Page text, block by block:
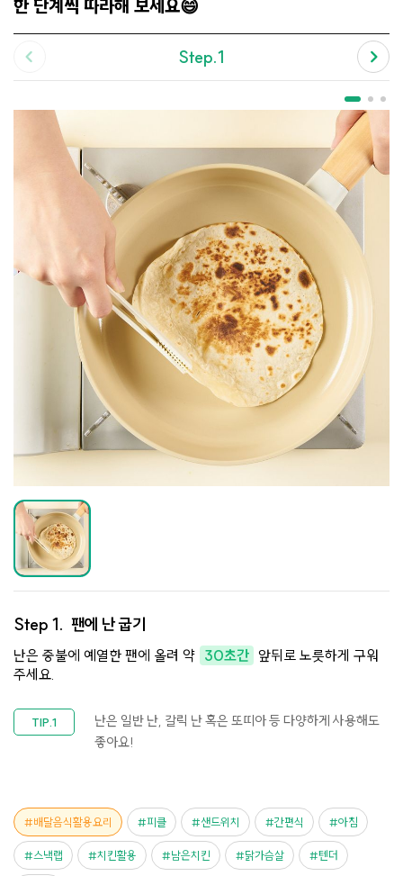
한 단계씩 따라해 보세요😄
Step.1
Step 1. 팬에 난 굽기
난은 중불에 예열한 팬에 올려 약 30초간 앞뒤로 노릇하게 구워
주세요.​
난은 일반 난, 갈릭 난 혹은 또띠아 등 다양하게 사용해도
좋아요!
배달음식활용요리 피클 샌드위치 간편식 아침
스낵랩 치킨활용 남은치킨 닭가슴살 텐더